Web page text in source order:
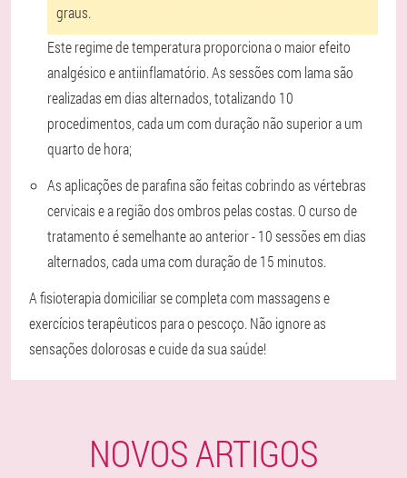
graus.
Este regime de temperatura proporciona o maior efeito
analgésico e antiinflamatório. As sessões com lama são
realizadas em dias alternados, totalizando 10
procedimentos, cada um com duração não superior a um
quarto de hora;
As aplicações de parafina são feitas cobrindo as vértebras
cervicais e a região dos ombros pelas costas. O curso de
tratamento é semelhante ao anterior - 10 sessões em dias
alternados, cada uma com duração de 15 minutos.
A fisioterapia domiciliar se completa com massagens e
exercícios terapêuticos para o pescoço. Não ignore as
sensações dolorosas e cuide da sua saúde!
NOVOS ARTIGOS